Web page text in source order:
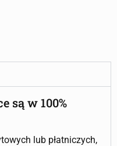
są w 100%
lub płatniczych,